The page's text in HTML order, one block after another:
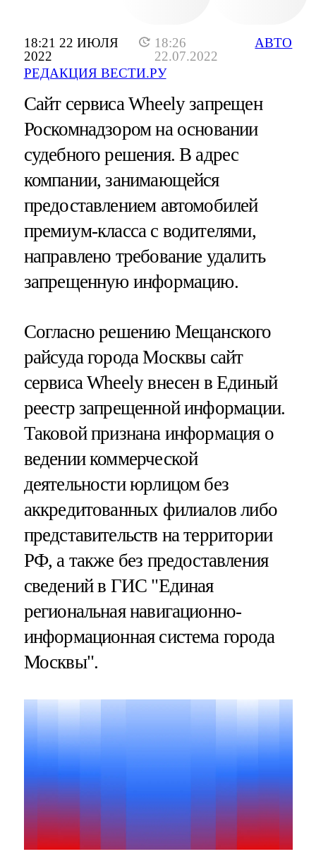
18:21 22 ИЮЛЯ
2022
18:26
22.07.2022
РЕДАКЦИЯ ВЕСТИ.РУ
АВТО
Сайт сервиса Wheely запрещен
Роскомнадзором на основании
судебного решения. В адрес
компании, занимающейся
предоставлением автомобилей
премиум-класса с водителями,
направлено требование удалить
запрещенную информацию.
Согласно решению Мещанского
райсуда города Москвы сайт
сервиса Wheely внесен в Единый
реестр запрещенной информации.
Таковой признана информация о
ведении коммерческой
деятельности юрлицом без
аккредитованных филиалов либо
представительств на территории
РФ, а также без предоставления
сведений в ГИС "Единая
региональная навигационно-
информационная система города
Москвы".